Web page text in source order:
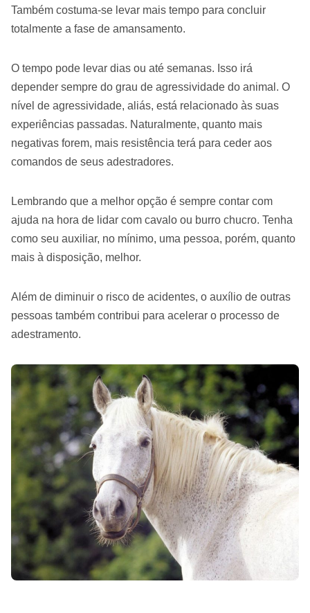
Também costuma-se levar mais tempo para concluir
totalmente a fase de amansamento.
O tempo pode levar dias ou até semanas. Isso irá
depender sempre do grau de agressividade do animal. O
nível de agressividade, aliás, está relacionado às suas
experiências passadas. Naturalmente, quanto mais
negativas forem, mais resistência terá para ceder aos
comandos de seus adestradores.
Lembrando que a melhor opção é sempre contar com
ajuda na hora de lidar com cavalo ou burro chucro. Tenha
como seu auxiliar, no mínimo, uma pessoa, porém, quanto
mais à disposição, melhor.
Além de diminuir o risco de acidentes, o auxílio de outras
pessoas também contribui para acelerar o processo de
adestramento.